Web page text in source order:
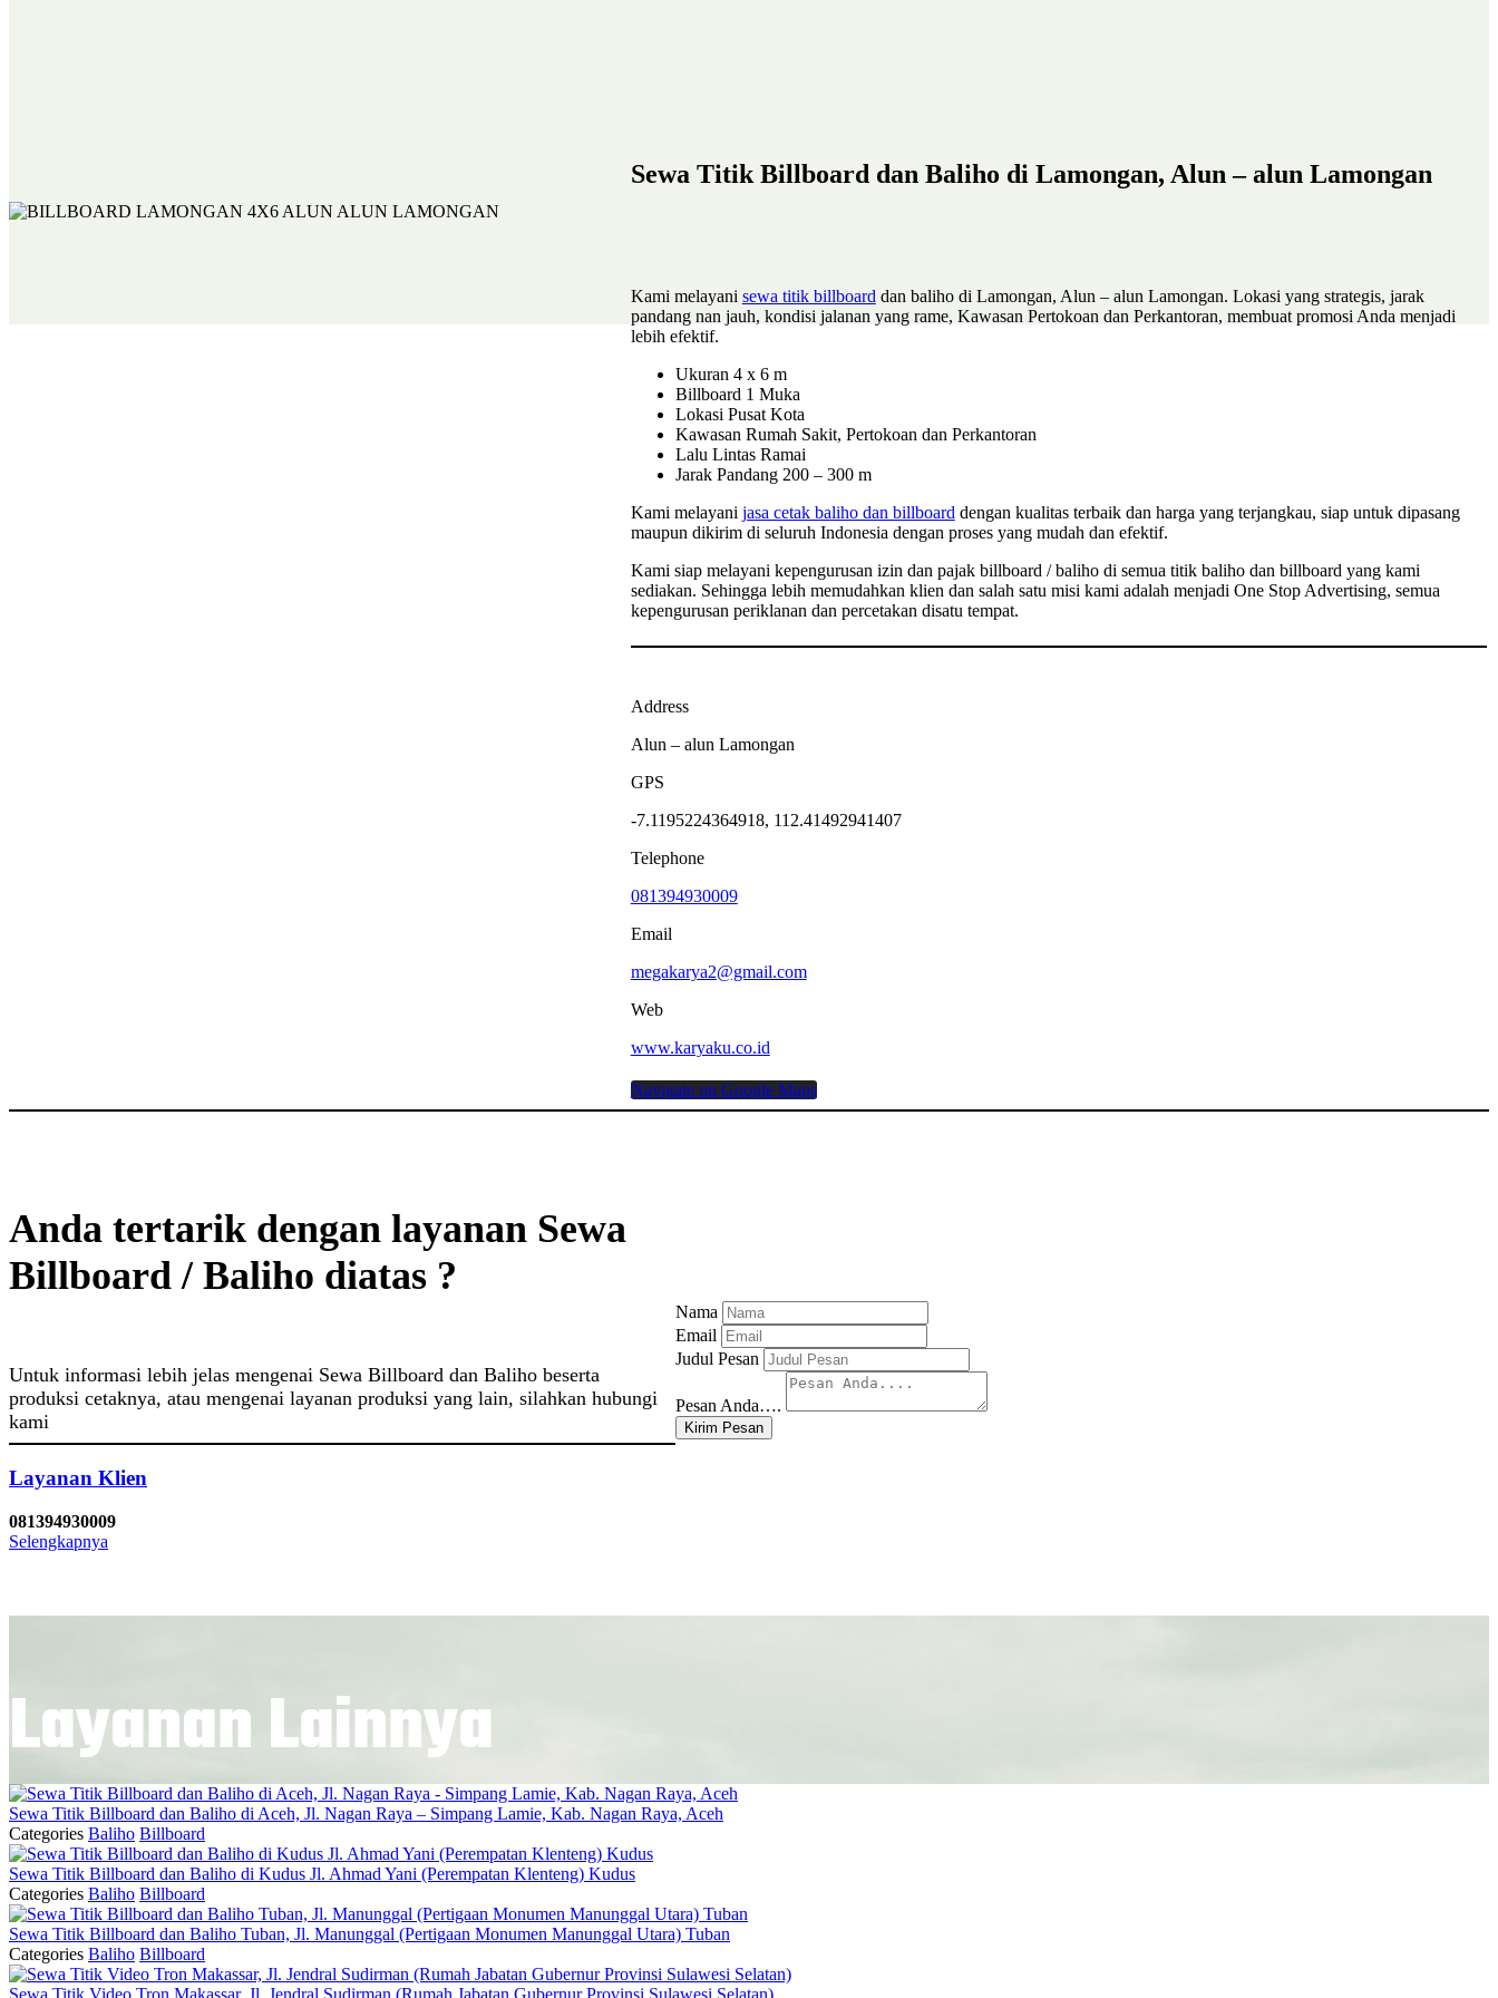
Sewa Titik Billboard dan Baliho di Lamongan, Alun – alun Lamongan
Kami melayani sewa titik billboard dan baliho di Lamongan, Alun – alun Lamongan. Lokasi yang strategis, jarak
pandang nan jauh, kondisi jalanan yang rame, Kawasan Pertokoan dan Perkantoran, membuat promosi Anda menjadi
lebih efektif.
Ukuran 4 x 6 m
Billboard 1 Muka
Lokasi Pusat Kota
Kawasan Rumah Sakit, Pertokoan dan Perkantoran
Lalu Lintas Ramai
Jarak Pandang 200 – 300 m
Kami melayani jasa cetak baliho dan billboard dengan kualitas terbaik dan harga yang terjangkau, siap untuk dipasang
maupun dikirim di seluruh Indonesia dengan proses yang mudah dan efektif.
Kami siap melayani kepengurusan izin dan pajak billboard / baliho di semua titik baliho dan billboard yang kami
sediakan. Sehingga lebih memudahkan klien dan salah satu misi kami adalah menjadi One Stop Advertising, semua
kepengurusan periklanan dan percetakan disatu tempat.
Address
Alun – alun Lamongan
GPS
-7.1195224364918, 112.41492941407
Telephone
081394930009
Email
megakarya2@gmail.com
Web
www.karyaku.co.id
Navigate on Google Maps
Anda tertarik dengan layanan Sewa
Billboard / Baliho diatas ?
Untuk informasi lebih jelas mengenai Sewa Billboard dan Baliho beserta
produksi cetaknya, atau mengenai layanan produksi yang lain, silahkan hubungi
kami
Layanan Klien
081394930009
Selengkapnya
Nama
Email
Judul Pesan
Pesan Anda….
Kirim Pesan
Layanan Lainnya
Sewa Titik Billboard dan Baliho di Aceh, Jl. Nagan Raya – Simpang Lamie, Kab. Nagan Raya, Aceh
Categories Baliho Billboard
Sewa Titik Billboard dan Baliho di Kudus Jl. Ahmad Yani (Perempatan Klenteng) Kudus
Categories Baliho Billboard
Sewa Titik Billboard dan Baliho Tuban, Jl. Manunggal (Pertigaan Monumen Manunggal Utara) Tuban
Categories Baliho Billboard